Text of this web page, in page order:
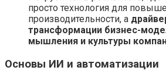
просто технология для
производительности, а
трансформации бизнес-
мышления и культуры
Основы ИИ и автоматизации